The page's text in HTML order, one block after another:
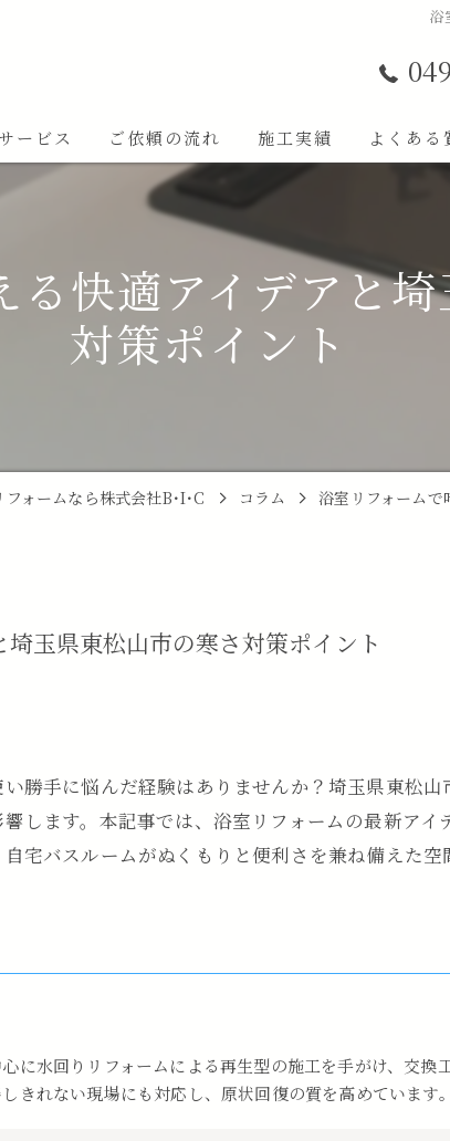
浴
サービス ご依頼の流れ 施工実績 よくある
る快適アイデアと
対策ポイント
ォームなら株式会社B･I･C コラム 浴室リフォームで
玉県東松山市の寒さ対策ポイント
勝手に悩んだ経験はありませんか？埼玉県東松
します。本記事では、浴室リフォームの最新ア
宅バスルームがぬくもりと便利さを兼ね備えた
に水回りリフォームによる再生型の施工を手がけ、交換
きれない現場にも対応し、原状回復の質を高めています。